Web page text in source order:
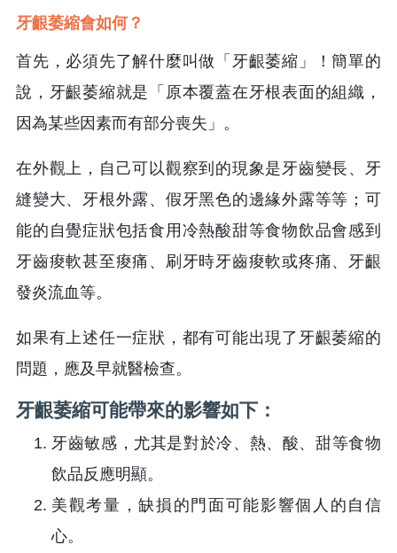
牙齦萎縮會如何？
首先，必須先了解什麼叫做「牙齦萎縮」！簡單的
說，牙齦萎縮就是「原本覆蓋在牙根表面的組織，
因為某些因素而有部分喪失」。
在外觀上，自己可以觀察到的現象是牙齒變長、牙
縫變大、牙根外露、假牙黑色的邊緣外露等等；可
能的自覺症狀包括食用冷熱酸甜等食物飲品會感到
牙齒痠軟甚至痠痛、刷牙時牙齒痠軟或疼痛、牙齦
發炎流血等。
如果有上述任一症狀，都有可能出現了牙齦萎縮的
問題，應及早就醫檢查。
牙齦萎縮可能帶來的影響如下：
牙齒敏感，尤其是對於冷、熱、酸、甜等食物
飲品反應明顯。
美觀考量，缺損的門面可能影響個人的自信
心。